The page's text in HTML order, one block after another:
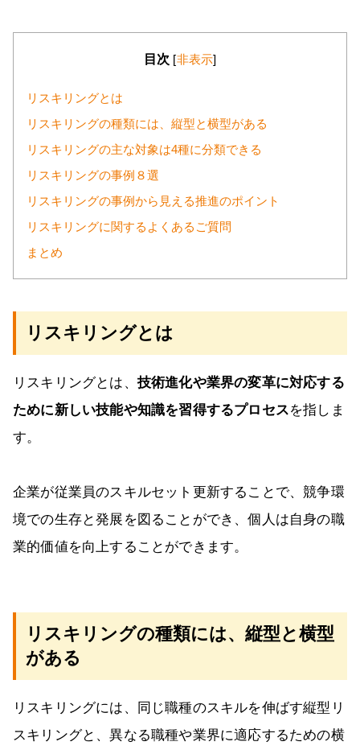
目次 [非表示]
リスキリングとは
リスキリングの種類には、縦型と横型がある
リスキリングの主な対象は4種に分類できる
リスキリングの事例８選
リスキリングの事例から見える推進のポイント
リスキリングに関するよくあるご質問
まとめ
リスキリングとは
リスキリングとは、 技術進化や業界の変革に対応する
ために新しい技能や知識を習得するプロセスを指しま
す。
企業が従業員のスキルセット更新することで、競争環
境での生存と発展を図ることができ、個人は自身の職
業的価値を向上することができます。
リスキリングの種類には、縦型と横型
がある
リスキリングには、同じ職種のスキルを伸ばす縦型リ
スキリングと、異なる職種や業界に適応するための横